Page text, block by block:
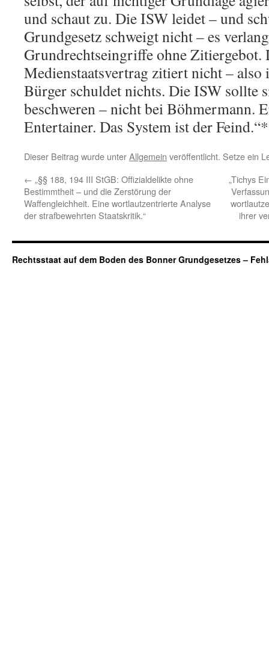
und schaut zu. Die ISW leidet – und
Grundgesetz schweigt nicht – es
Grundrechtseingriffe ohne Zitiergebot.
Medienstaatsvertrag zitiert nicht –
Bürger schuldet nichts. Die ISW sollte
beschweren – nicht bei Böhmermann.
Entertainer. Das System ist der
Dieser Beitrag wurde unterAllgemein veröffentlicht. Setze ein
← „§§ 188, 194 III StGB: Offizialdelikte ohne
Bestimmtheit – und die Zerstörung der
Waffengleichheit. Eine wortlautzentrierte Analyse
der strafbewehrten Staatskritik.“
„Tichys
ihrer
Rechtsstaat auf dem Boden des Bonner Grundgesetzes –